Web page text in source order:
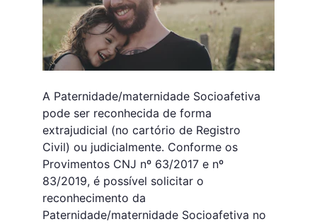
A Paternidade/maternidade Socioafetiva
pode ser reconhecida de forma
extrajudicial (no cartório de Registro
Civil) ou judicialmente. Conforme os
Provimentos CNJ nº 63/2017 e nº
83/2019, é possível solicitar o
reconhecimento da
Paternidade/maternidade Socioafetiva no